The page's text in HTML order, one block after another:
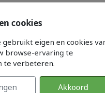
Alexandria
cookies
gebruikt eigen en cookies
browse-ervaring te
te verbeteren.
Akkoord